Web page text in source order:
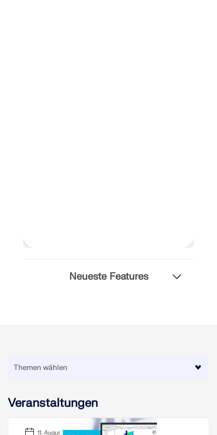
Der Dlubal-Onlinedienst bietet Zonenkarten zur
schnellen Ermittlung von Schneelasten,
Windgeschwindigkeiten und seismischen Daten.
Neueste Features
Veranstaltungen
11. August 2026